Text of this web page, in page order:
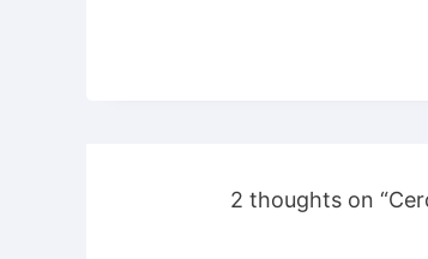
2 thoughts on